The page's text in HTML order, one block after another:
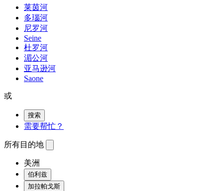
莱茵河
多瑙河
尼罗河
Seine
杜罗河
湄公河
亚马逊河
Saone
或
搜索
需要帮忙？
所有目的地
美洲
伯利兹
加拉帕戈斯